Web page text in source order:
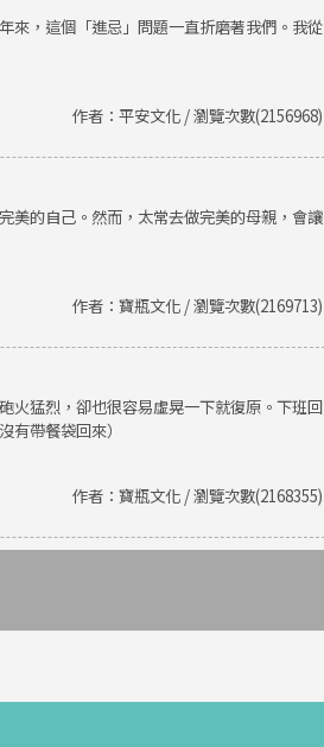
來，這個「進忌」問題一直折磨著我們。我從
作者：平安文化 / 瀏覽次數(2156968)
美的自己。然而，太常去做完美的母親，會讓
作者：寶瓶文化 / 瀏覽次數(2169713)
火猛烈，卻也很容易虛晃一下就復原。下班回
帶餐袋回來）
作者：寶瓶文化 / 瀏覽次數(2168355)